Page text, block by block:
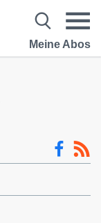
Meine Abos